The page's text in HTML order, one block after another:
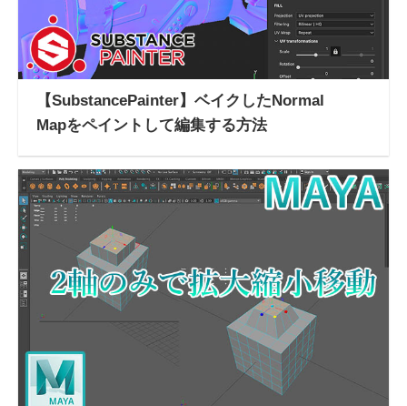
【SubstancePainter】ベイクしたNormal
Mapをペイントして編集する方法